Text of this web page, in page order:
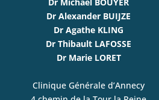
Dr Alexander BUIJZE
Dr Agathe KLING
Dr Thibault LAFOSSE
Dr Marie LORET
Clinique Générale d’Annecy